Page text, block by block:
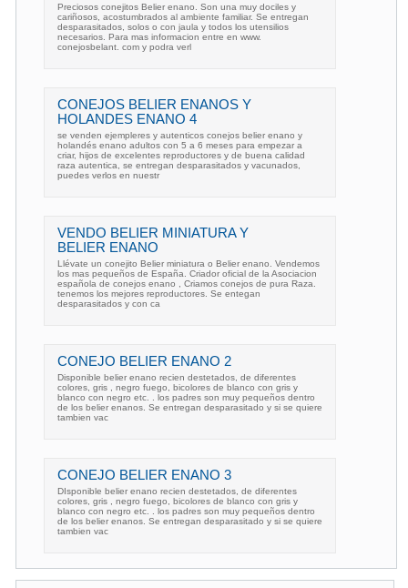
Preciosos conejitos Belier enano. Son una muy dociles y
cariñosos, acostumbrados al ambiente familiar. Se entregan
desparasitados, solos o con jaula y todos los utensilios
necesarios. Para mas informacion entre en www.
conejosbelant. com y podra verl
CONEJOS BELIER ENANOS Y
HOLANDES ENANO 4
se venden ejempleres y autenticos conejos belier enano y
holandés enano adultos con 5 a 6 meses para empezar a
criar, hijos de excelentes reproductores y de buena calidad
raza autentica, se entregan desparasitados y vacunados,
puedes verlos en nuestr
VENDO BELIER MINIATURA Y
BELIER ENANO
Llévate un conejito Belier miniatura o Belier enano. Vendemos
los mas pequeños de España. Criador oficial de la Asociacion
española de conejos enano , Criamos conejos de pura Raza.
tenemos los mejores reproductores. Se entegan
desparasitados y con ca
CONEJO BELIER ENANO 2
Disponible belier enano recien destetados, de diferentes
colores, gris , negro fuego, bicolores de blanco con gris y
blanco con negro etc. . los padres son muy pequeños dentro
de los belier enanos. Se entregan desparasitado y si se quiere
tambien vac
CONEJO BELIER ENANO 3
DIsponible belier enano recien destetados, de diferentes
colores, gris , negro fuego, bicolores de blanco con gris y
blanco con negro etc. . los padres son muy pequeños dentro
de los belier enanos. Se entregan desparasitado y si se quiere
tambien vac